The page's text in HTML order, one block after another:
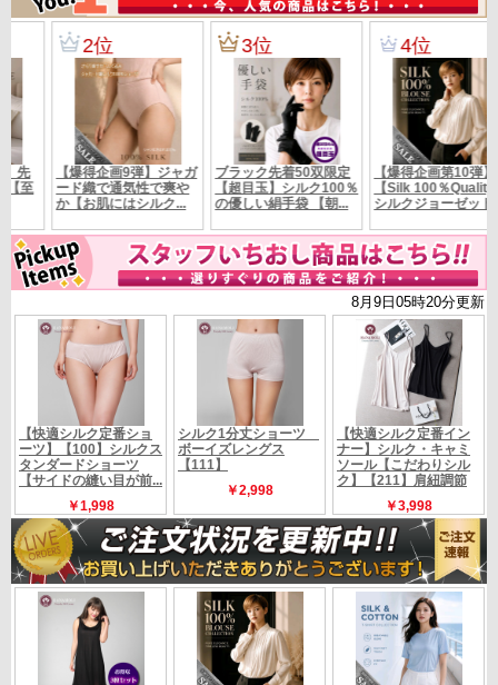
うです。
通年使えてサラサラだけど、とても暖かく小さくなるので旅行にもぴったりで
す。満足しています。
素材
シルク100%
サイズ
【M〜Lサイズ】置き寸法
バスト：48cm（１周96ｃｍ）裾身幅49ｃｍスリット
はありません
肩から着丈56：cm 袖丈：54cm ネックの高さ約11
(伸縮性あります)